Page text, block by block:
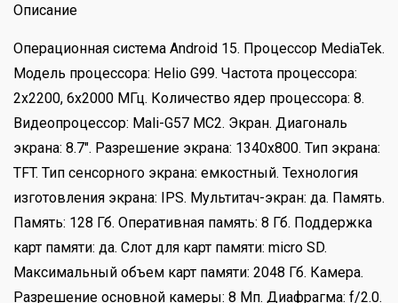
Описание
Операционная система Android 15. Процессор MediaTek.
Модель процессора: Helio G99. Частота процессора:
2х2200, 6х2000 МГц. Количество ядер процессора: 8.
Видеопроцессор: Mali-G57 MC2. Экран. Диагональ
экрана: 8.7". Разрешение экрана: 1340x800. Тип экрана:
TFT. Тип сенсорного экрана: емкостный. Технология
изготовления экрана: IPS. Мультитач-экран: да. Память.
Память: 128 Гб. Оперативная память: 8 Гб. Поддержка
карт памяти: да. Слот для карт памяти: micro SD.
Максимальный объем карт памяти: 2048 Гб. Камера.
Разрешение основной камеры: 8 Мп. Диафрагма: f/2.0.